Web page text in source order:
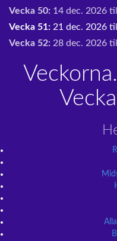
Vecka 50: 14 dec. 2026
Vecka 51: 21 dec. 2026
Vecka 52: 28 dec. 2026